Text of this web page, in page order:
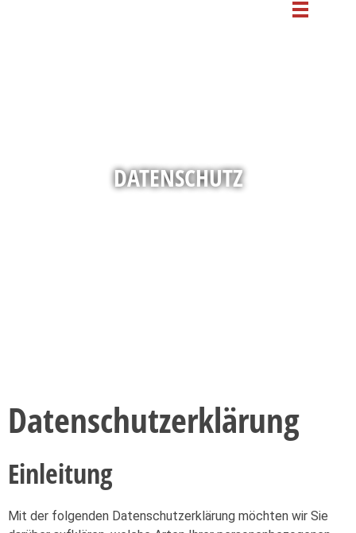
DATENSCHUTZ
Datenschutzerklärung
Einleitung
Mit der folgenden Datenschutzerklärung möchten wir Sie